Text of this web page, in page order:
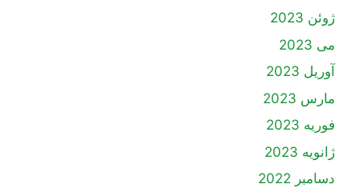
ژوئن 2023
می 2023
آوریل 2023
مارس 2023
فوریه 2023
ژانویه 2023
دسامبر 2022